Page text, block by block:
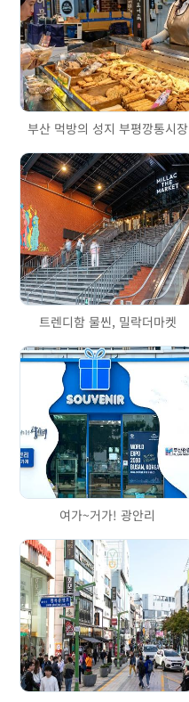
부산 먹방의 성지 부평깡통시장
트렌디함 물씬, 밀락더마켓
여가~거가! 광안리